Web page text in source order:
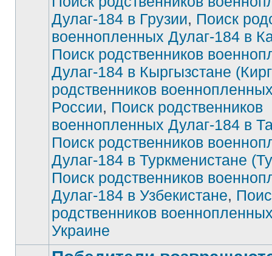
Дулаг-184 в Грузии, Поиск
военнопленных Дулаг-184 в
Поиск родственников
Дулаг-184 в Кыргызстане
родственников
России, Поиск родственников
военнопленных Дулаг-184 в
Поиск родственников
Дулаг-184 в Туркменистане
Поиск родственников
Дулаг-184 в Узбекистане,
родственников
Украине